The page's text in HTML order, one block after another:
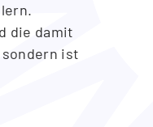
die damit
ist
Strategie